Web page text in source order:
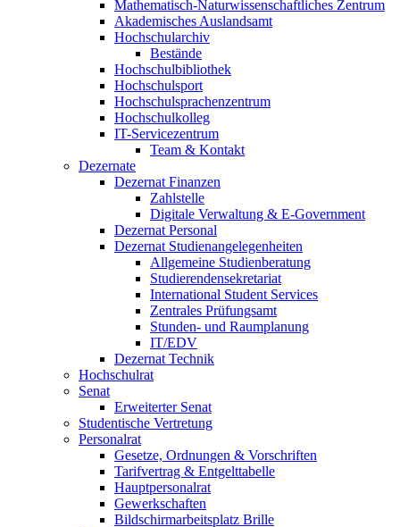
Mathematisch-Naturwissenschaftliches Zentrum
Akademisches Auslandsamt
Hochschularchiv
Bestände
Hochschulbibliothek
Hochschulsport
Hochschulsprachenzentrum
Hochschulkolleg
IT-Servicezentrum
Team & Kontakt
Dezernate
Dezernat Finanzen
Zahlstelle
Digitale Verwaltung & E-Government
Dezernat Personal
Dezernat Studienangelegenheiten
Allgemeine Studienberatung
Studierendensekretariat
International Student Services
Zentrales Prüfungsamt
Stunden- und Raumplanung
IT/EDV
Dezernat Technik
Hochschulrat
Senat
Erweiterter Senat
Studentische Vertretung
Personalrat
Gesetze, Ordnungen & Vorschriften
Tarifvertrag & Entgelttabelle
Hauptpersonalrat
Gewerkschaften
Bildschirmarbeitsplatz Brille